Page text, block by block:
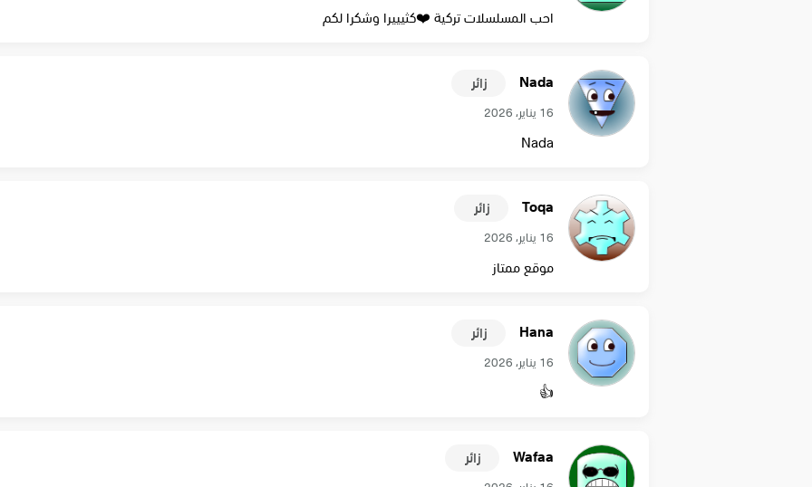
احب المسلسلات تركية ❤️كثيييرا وشكرا لكم
Nada زائر
16 يناير، 2026
Nada
Toqa زائر
16 يناير، 2026
موقع ممتاز
Hana زائر
16 يناير، 2026
👍
Wafaa زائر